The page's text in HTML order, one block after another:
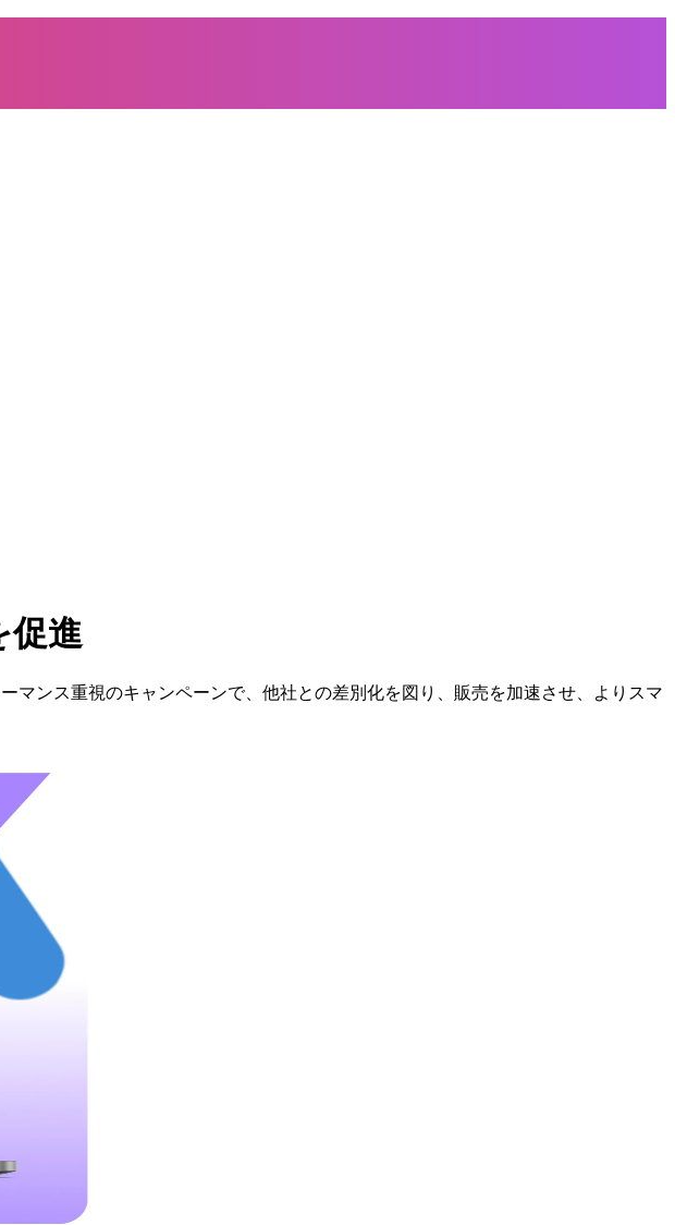
促進
マンス重視のキャンペーンで、他社との差別化を図り、販売を加速させ、よりスマ